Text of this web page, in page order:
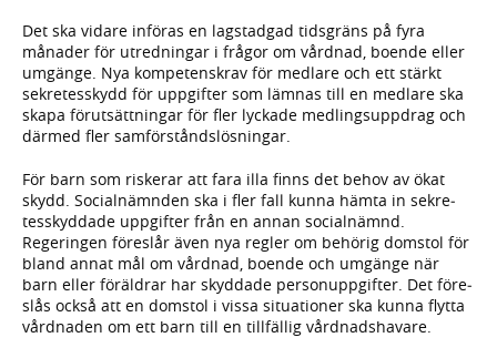
Det ska vidare införas en lag­stad­gad tids­gräns på fyra
månader för utred­ningar i frågor om vårdnad, boende eller
umgänge. Nya kompetens­krav för medlare och ett stärkt
sekretes­skydd för upp­gifter som lämnas till en medlare ska
skapa förut­sätt­ningar för fler lyckade med­lings­upp­drag och
därmed fler sam­för­stånds­lös­ningar.
För barn som riskerar att fara illa finns det behov av ökat
skydd. Social­nämnden ska i fler fall kunna hämta in sekre­
tes­skyddade upp­gifter från en annan social­nämnd.
Regeringen före­slår även nya regler om behörig domstol för
bland annat mål om vårdnad, boende och umgänge när
barn eller föräld­rar har skyd­dade person­upp­gifter. Det före­
slås också att en domstol i vissa situa­tioner ska kunna flytta
vård­naden om ett barn till en tillfällig vårdnads­havare.